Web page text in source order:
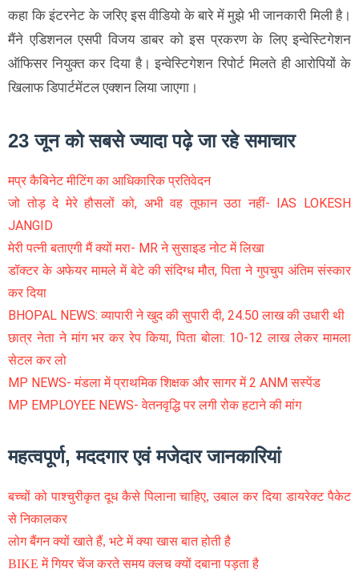
कहा कि इंटरनेट के जरिए इस वीडियो के बारे में मुझे भी जानकारी मिली है।
मैंने एडिशनल एसपी विजय डाबर को इस प्रकरण के लिए इन्वेस्टिगेशन
ऑफिसर नियुक्त कर दिया है। इन्वेस्टिगेशन रिपोर्ट मिलते ही आरोपियों के
खिलाफ डिपार्टमेंटल एक्शन लिया जाएगा।
23 जून को सबसे ज्यादा पढ़े जा रहे समाचार
मप्र कैबिनेट मीटिंग का आधिकारिक प्रतिवेदन
जो तोड़ दे मेरे हौसलों को, अभी वह तूफान उठा नहीं- IAS LOKESH
JANGID
मेरी पत्नी बताएगी मैं क्यों मरा- MR ने सुसाइड नोट में लिखा
डॉक्टर के अफेयर मामले में बेटे की संदिग्ध मौत, पिता ने गुपचुप अंतिम संस्कार
कर दिया
BHOPAL NEWS: व्यापारी ने खुद की सुपारी दी, 24.50 लाख की उधारी थी
छात्र नेता ने मांग भर कर रेप किया, पिता बोला: 10-12 लाख लेकर मामला
सेटल कर लो
MP NEWS- मंडला में प्राथमिक शिक्षक और सागर में 2 ANM सस्पेंड
MP EMPLOYEE NEWS- वेतनवृद्धि पर लगी रोक हटाने की मांग
महत्वपूर्ण, मददगार एवं मजेदार जानकारियां
बच्चों को पाश्चुरीकृत दूध कैसे पिलाना चाहिए, उबाल कर दिया डायरेक्ट पैकेट
से निकालकर
लोग बैंगन क्यों खाते हैं, भटे में क्या खास बात होती है
BIKE में गियर चेंज करते समय क्लच क्यों दबाना पड़ता है